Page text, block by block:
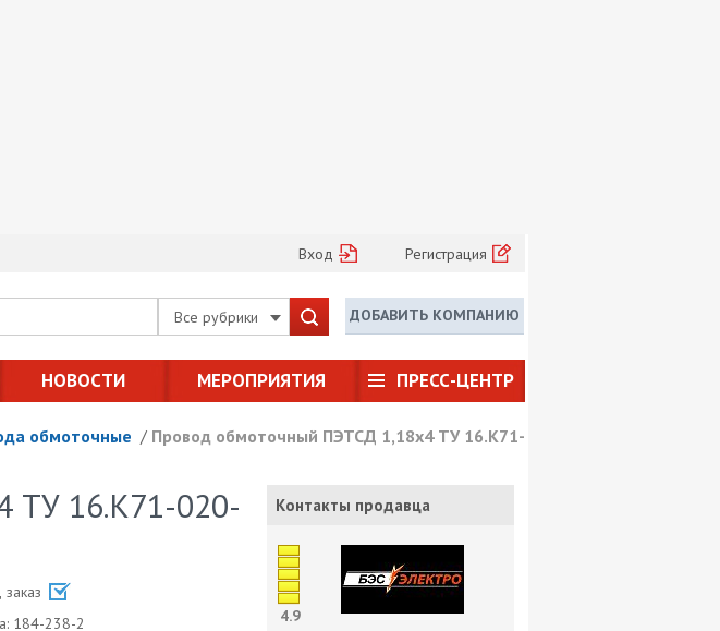
Вход Регистрация
Все рубрики ДОБАВИТЬ КОМПАНИЮ
НОВОСТИ МЕРОПРИЯТИЯ ПРЕСС-ЦЕНТР
обмоточные / Провод обмоточный ПЭТСД 1,18х4 ТУ 16.К71-
ТУ 16.К71-020-
184-238-2
Контакты продавца
4.9